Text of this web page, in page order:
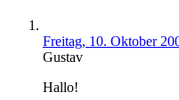
Freitag, 10. Oktober
Gustav
Hallo!